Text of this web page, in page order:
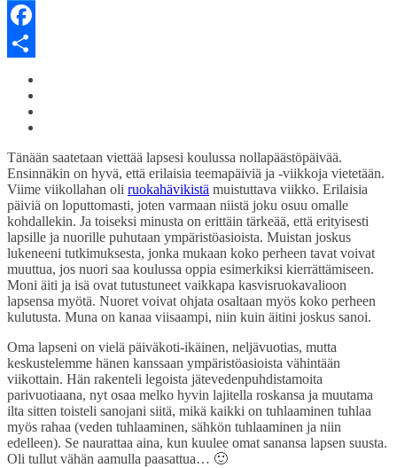
Twitter
Facebook
Tänään saatetaan viettää lapsesi koulussa nollapäästöpäivää.
Ensinnäkin on hyvä, että erilaisia teemapäiviä ja -viikkoja vietetään.
Viime viikollahan oli ruokahävikistä muistuttava viikko. Erilaisia
päiviä on loputtomasti, joten varmaan niistä joku osuu omalle
kohdallekin. Ja toiseksi minusta on erittäin tärkeää, että erityisesti
lapsille ja nuorille puhutaan ympäristöasioista. Muistan joskus
lukeneeni tutkimuksesta, jonka mukaan koko perheen tavat voivat
muuttua, jos nuori saa koulussa oppia esimerkiksi kierrättämiseen.
Moni äiti ja isä ovat tutustuneet vaikkapa kasvisruokavalioon
lapsensa myötä. Nuoret voivat ohjata osaltaan myös koko perheen
kulutusta. Muna on kanaa viisaampi, niin kuin äitini joskus sanoi.
Oma lapseni on vielä päiväkoti-ikäinen, neljävuotias, mutta
keskustelemme hänen kanssaan ympäristöasioista vähintään
viikottain. Hän rakenteli legoista jätevedenpuhdistamoita
parivuotiaana, nyt osaa melko hyvin lajitella roskansa ja muutama
ilta sitten toisteli sanojani siitä, mikä kaikki on tuhlaaminen tuhlaa
myös rahaa (veden tuhlaaminen, sähkön tuhlaaminen ja niin
edelleen). Se naurattaa aina, kun kuulee omat sanansa lapsen suusta.
Oli tullut vähän aamulla paasattua… 🙂